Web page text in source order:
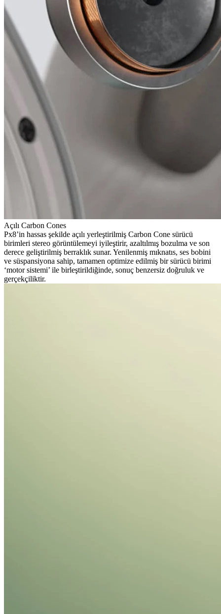
Açılı Carbon Cones
Px8’in hassas şekilde açılı yerleştirilmiş Carbon Cone sürücü
birimleri stereo görüntülemeyi iyileştirir, azaltılmış bozulma ve son
derece geliştirilmiş berraklık sunar. Yenilenmiş mıknatıs, ses bobini
ve süspansiyona sahip, tamamen optimize edilmiş bir sürücü birimi
‘motor sistemi’ ile birleştirildiğinde, sonuç benzersiz doğruluk ve
gerçekçiliktir.